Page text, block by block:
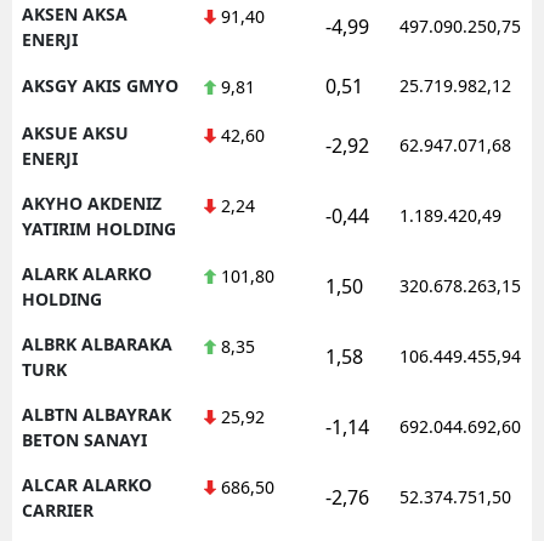
AKSEN AKSA
ENERJI
91,40 -4,99 497.090.250,75
AKSGY AKIS GMYO 9,81 0,51 25.719.982,12
AKSUE AKSU
ENERJI
42,60 -2,92 62.947.071,68
AKYHO AKDENIZ
YATIRIM HOLDING
2,24 -0,44 1.189.420,49
ALARK ALARKO
HOLDING
101,80 1,50 320.678.263,15
ALBRK ALBARAKA
TURK
8,35 1,58 106.449.455,94
ALBTN ALBAYRAK
BETON SANAYI
25,92 -1,14 692.044.692,60
ALCAR ALARKO
CARRIER
686,50 -2,76 52.374.751,50